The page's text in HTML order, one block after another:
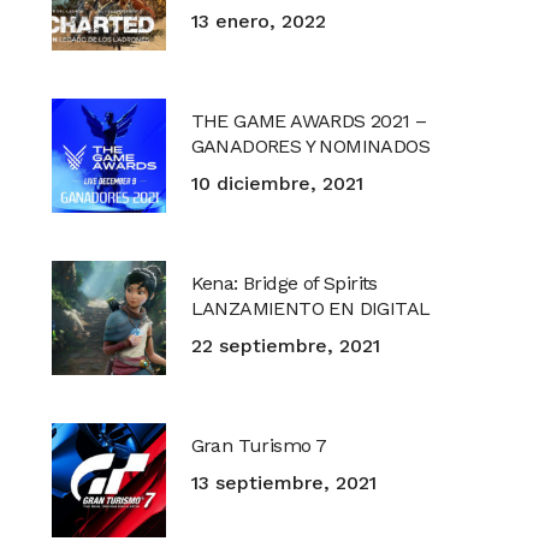
13 enero, 2022
THE GAME AWARDS 2021 –
GANADORES Y NOMINADOS
10 diciembre, 2021
Kena: Bridge of Spirits
LANZAMIENTO EN DIGITAL
22 septiembre, 2021
Gran Turismo 7
13 septiembre, 2021